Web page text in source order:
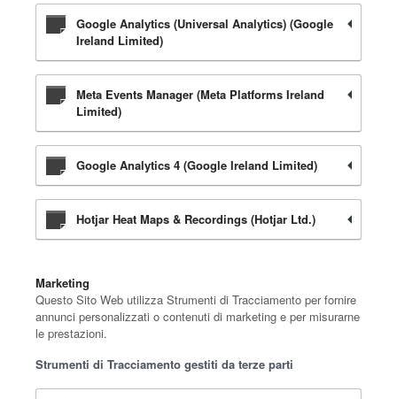
Google Analytics (Universal Analytics) (Google
Ireland Limited)
Meta Events Manager (Meta Platforms Ireland
Limited)
Google Analytics 4 (Google Ireland Limited)
Hotjar Heat Maps & Recordings (Hotjar Ltd.)
Marketing
Questo Sito Web utilizza Strumenti di Tracciamento per fornire
annunci personalizzati o contenuti di marketing e per misurarne
le prestazioni.
Strumenti di Tracciamento gestiti da terze parti